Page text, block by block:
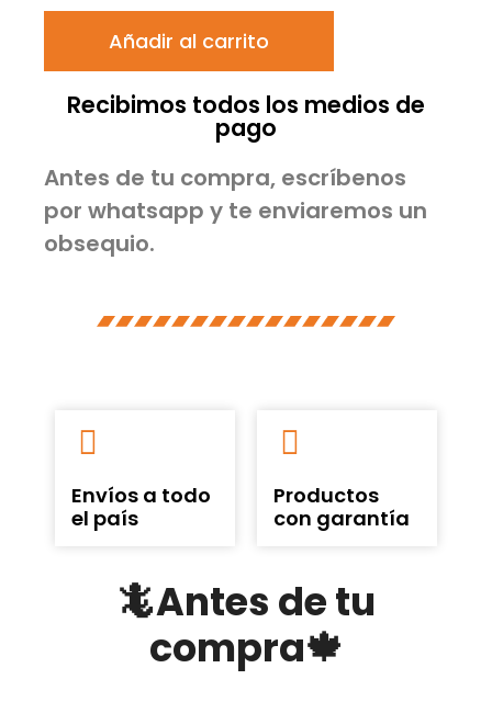
Añadir al carrito
Recibimos todos los medios de
pago
Antes de tu compra, escríbenos
por whatsapp y te enviaremos un
obsequio.
Envíos a todo
el país
Productos
con garantía
🦎Antes de tu
compra🍁